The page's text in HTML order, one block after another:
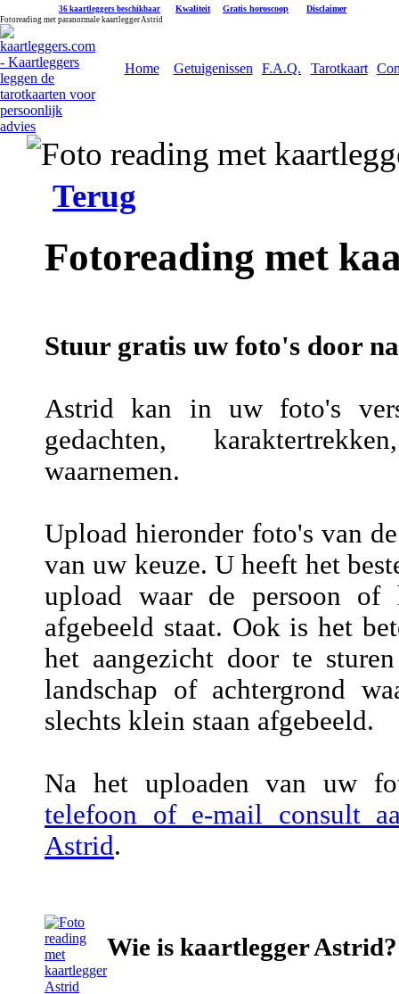
36 kaartleggers beschikbaar Kwaliteit Gratis horoscoop Disclaimer
Fotoreading met paranormale kaartlegger Astrid
Home Getuigenissen F.A.Q. Tarotkaart
Terug
Fotoreading met
Stuur gratis uw foto's door
Astrid kan in uw foto's
gedachten,
waarnemen.
Upload hieronder foto's van
van uw keuze. U heeft het
upload waar de persoon of
afgebeeld staat. Ook is het
het aangezicht door te
landschap of achtergrond
slechts klein staan afgebeeld.
Na het uploaden van uw
telefoon of e-mail consult
Astrid.
Wie is kaartlegger Astrid?